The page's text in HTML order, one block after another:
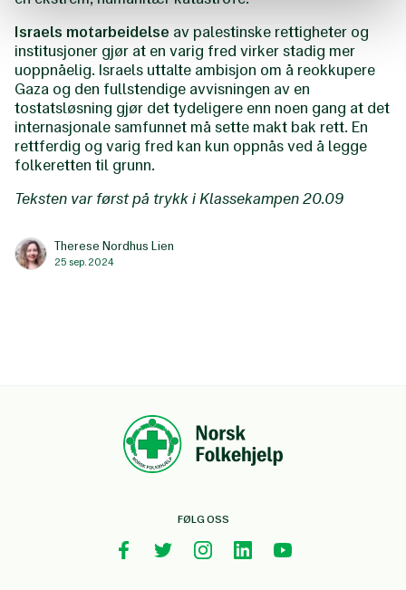
Israels motarbeidelse av palestinske rettigheter og
institusjoner gjør at en varig fred virker stadig mer
uoppnåelig. Israels uttalte ambisjon om å reokkupere
Gaza og den fullstendige avvisningen av en
tostatsløsning gjør det tydeligere enn noen gang at det
internasjonale samfunnet må sette makt bak rett. En
rettferdig og varig fred kan kun oppnås ved å legge
folkeretten til grunn.
Teksten var først på trykk i Klassekampen 20.09
Therese Nordhus Lien
25 sep. 2024
FØLG OSS